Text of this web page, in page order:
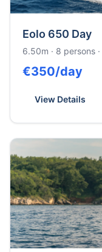
Eolo 650 Day
6.50m · 8 persons ·
€350/day
View Details